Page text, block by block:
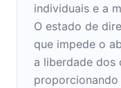
individuais e a
O estado de
que impede o
a liberdade dos